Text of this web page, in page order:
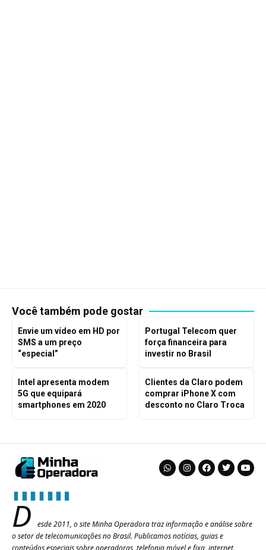
Você também pode gostar
Envie um vídeo em HD por
SMS a um preço
“especial”
Portugal Telecom quer
força financeira para
investir no Brasil
Intel apresenta modem
5G que equipará
smartphones em 2020
Clientes da Claro podem
comprar iPhone X com
desconto no Claro Troca
D
esde 2011, o site Minha Operadora traz informação e análise sobre
o setor de telecomunicações no Brasil. Publicamos notícias, guias e
conteúdos especiais sobre operadoras, telefonia móvel e fixa, internet